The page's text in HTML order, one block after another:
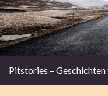
Pitstories –